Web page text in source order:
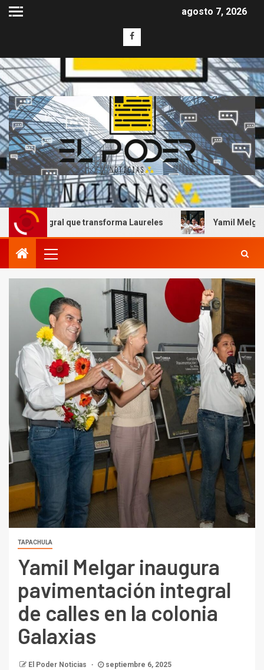
agosto 7, 2026
que transforma Laureles Yamil Melgar honra
TAPACHULA
Yamil Melgar inaugura
pavimentación integral
de calles en la colonia
Galaxias
El Poder Noticias septiembre 6, 2025